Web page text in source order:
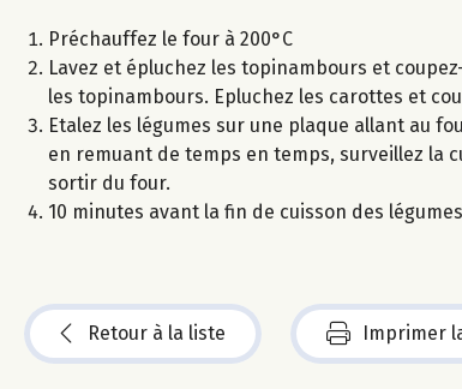
Préchauffez le four à 200°C
Lavez et épluchez les topinambours et
les topinambours. Epluchez les carottes et
Etalez les légumes sur une plaque allant au
en remuant de temps en temps, surveillez la
sortir du four.
10 minutes avant la fin de cuisson des
Retour à la liste Imprimer